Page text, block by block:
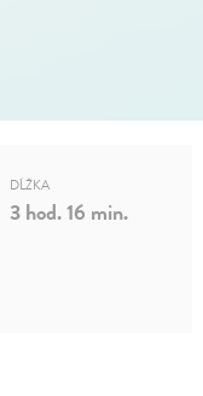
DĹŽKA
3 hod. 16 min.